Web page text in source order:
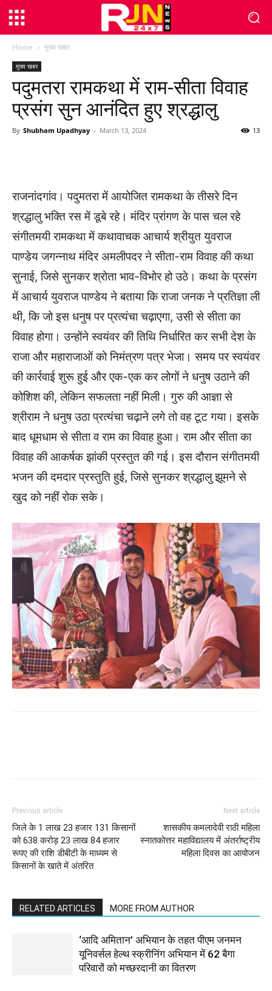
Home मुख्य खबर
मुख्य खबर
पदुमतरा रामकथा में राम-सीता विवाह
प्रसंग सुन आनंदित हुए श्रद्धालु
By Shubham Upadhyay - March 13, 2024 13
राजनांदगांव। पदुमतरा में आयोजित रामकथा के तीसरे दिन
श्रद्धालु भक्ति रस में डूबे रहे। मंदिर प्रांगण के पास चल रहे
संगीतमयी रामकथा में कथावाचक आचार्य श्रीयुत युवराज
पाण्डेय जगन्नाथ मंदिर अमलीपदर ने सीता-राम विवाह की कथा
सुनाई, जिसे सुनकर श्रोता भाव-विभोर हो उठे। कथा के प्रसंग
में आचार्य युवराज पाण्डेय ने बताया कि राजा जनक ने प्रतिज्ञा ली
थी, कि जो इस धनुष पर प्रत्यंचा चढ़ाएगा, उसी से सीता का
विवाह होगा। उन्होंने स्वयंवर की तिथि निर्धारित कर सभी देश के
राजा और महाराजाओं को निमंत्रण पत्र भेजा। समय पर स्वयंवर
की कार्रवाई शुरू हुई और एक-एक कर लोगों ने धनुष उठाने की
कोशिश की, लेकिन सफलता नहीं मिली। गुरु की आज्ञा से
श्रीराम ने धनुष उठा प्रत्यंचा चढ़ाने लगे तो वह टूट गया। इसके
बाद धूमधाम से सीता व राम का विवाह हुआ। राम और सीता का
विवाह की आकर्षक झांकी प्रस्तुत की गई। इस दौरान संगीतमयी
भजन की दमदार प्रस्तुति हुई, जिसे सुनकर श्रद्धालु झूमने से
खुद को नहीं रोक सके।
Previous article
जिले के 1 लाख 23 हजार 131 किसानों
को 638 करोड़ 23 लाख 84 हजार
रूपए की राशि डीबीटी के माध्यम से
किसानों के खाते में अंतरित
Next article
शासकीय कमलादेवी राठी महिला
स्नातकोत्तर महाविद्यालय में अंतर्राष्ट्रीय
महिला दिवस का आयोजन
RELATED ARTICLES MORE FROM AUTHOR
‘आदि अमितान’ अभियान के तहत पीएम जनमन
यूनिवर्सल हेल्थ स्क्रीनिंग अभियान में 62 बैगा
परिवारों को मच्छरदानी का वितरण